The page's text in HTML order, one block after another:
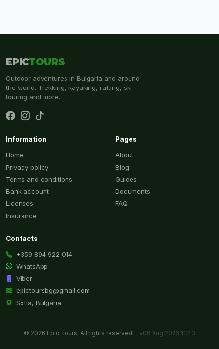
EPICTOURS
Outdoor adventures in Bulgaria and around
the world. Trekking, kayaking, rafting, ski
touring and more.
Information
Home
Privacy policy
Terms and conditions
Bank account
Licenses
Insurance
Pages
About
Blog
Guides
Documents
FAQ
Contacts
+359 894 922 014
WhatsApp
Viber
epictoursbg@gmail.com
Sofia, Bulgaria
© 2026 Epic Tours. All rights reserved. v06 Aug 2026 11:43